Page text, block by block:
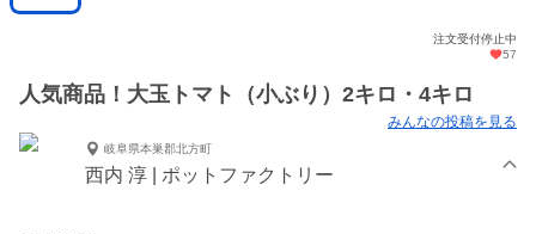
注文受付停止中
57
人気商品！大玉トマト（小ぶり）2キロ・4キロ
みんなの投稿を見る
岐阜県本巣郡北方町
西内 淳 | ポットファクトリー